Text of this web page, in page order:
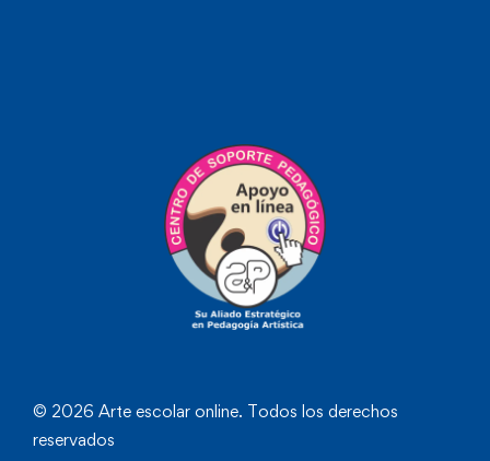
© 2026 Arte escolar online. Todos los derechos
reservados